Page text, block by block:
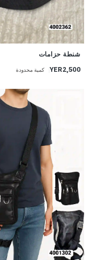
شنطة حزامات
YER2,500 كمية محدودة